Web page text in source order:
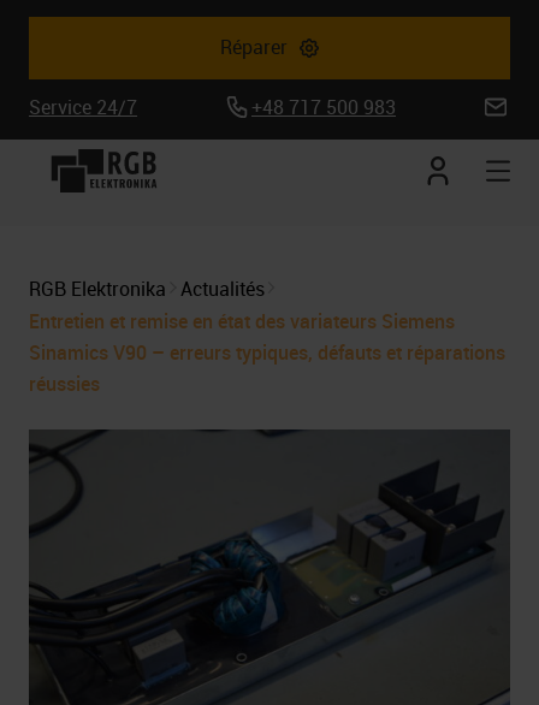
Réparer
Service 24/7 +48 717 500 983
Mon
RGB Elektronika Actualités
Entretien et remise en état des variateurs Siemens
Sinamics V90 – erreurs typiques, défauts et réparations
réussies